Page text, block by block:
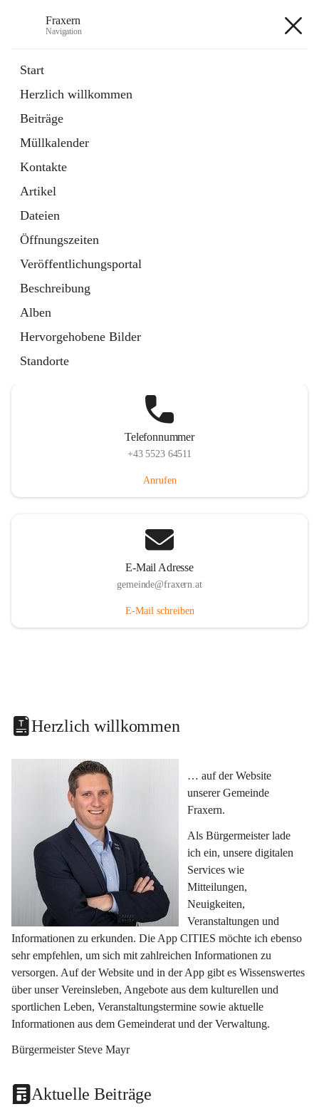
Fraxern
Navigation
Start
Herzlich willkommen
Beiträge
Müllkalender
Kontakte
Artikel
Dateien
Öffnungszeiten
Veröffentlichungsportal
Beschreibung
Alben
Hervorgehobene Bilder
Standorte
Ordner
in
Tab
Formulare
Artikel
öffnet
in
neuem
Tab
Telefonnummer
+43 5523 64511
Anrufen
E-Mail Adresse
gemeinde@fraxern.at
E-Mail schreiben
Herzlich willkommen
… auf der Website
unserer Gemeinde
Fraxern.
Als Bürgermeister lade
ich ein, unsere digitalen
Services wie
Mitteilungen,
Neuigkeiten,
Veranstaltungen und
Informationen zu erkunden. Die App CITIES möchte ich ebenso
sehr empfehlen, um sich mit zahlreichen Informationen zu
versorgen. Auf der Website und in der App gibt es Wissenswertes
über unser Vereinsleben, Angebote aus dem kulturellen und
sportlichen Leben, Veranstaltungstermine sowie aktuelle
Informationen aus dem Gemeinderat und der Verwaltung.
Bürgermeister Steve Mayr
Aktuelle Beiträge